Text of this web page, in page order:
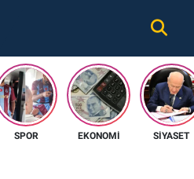
SPOR EKONOMI SIYASET